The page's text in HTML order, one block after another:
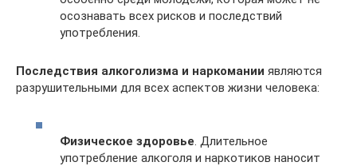
осознавать всех рисков и последствий
употребления.
Последствия алкоголизма и наркомании являются
разрушительными для всех аспектов жизни человека:
Физическое здоровье. Длительное
употребление алкоголя и наркотиков наносит